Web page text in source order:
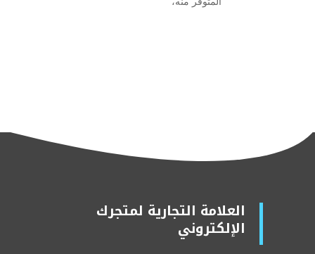
العلامة التجارية لمتجرك
الإلكتروني